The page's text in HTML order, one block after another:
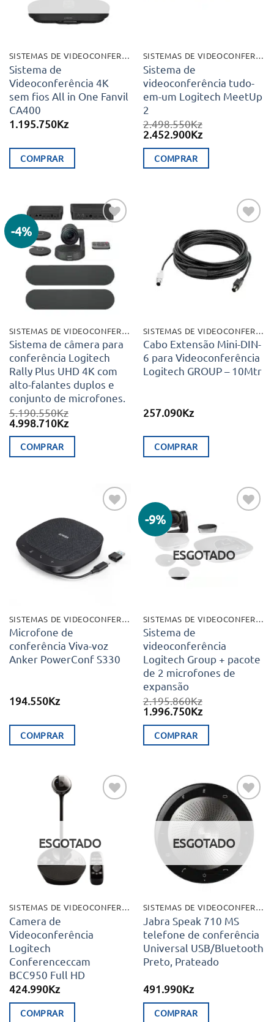
SISTEMAS DE VIDEOCONFERÊNCIA
Sistema de
Videoconferência 4K
sem fios All in One Fanvil
CA400
1.195.750Kz
COMPRAR
SISTEMAS DE VIDEOCONFERÊNCIA
Sistema de
videoconferência tudo-
em-um Logitech MeetUp
2
2.498.550Kz
O
original
era:
2.452.900KzO
é:
COMPRAR
-4%
Adicionar
aos meus
SISTEMAS DE VIDEOCONFERÊNCIA
Sistema de câmera para
conferência Logitech
Rally Plus UHD 4K com
alto-falantes duplos e
conjunto de microfones.
5.190.550Kz
O
original
era:
4.998.710KzO
é:
COMPRAR
Adicionar
aos meus
desejos
SISTEMAS DE VIDEOCONFERÊNCIA
Cabo Extensão Mini-DIN-
6 para Videoconferência
Logitech GROUP – 10Mtr
257.090Kz
COMPRAR
Adicionar
aos meus
desejos
SISTEMAS DE VIDEOCONFERÊNCIA
Microfone de
conferência Viva-voz
Anker PowerConf S330
194.550Kz
COMPRAR
-9%
aos meus
desejos
ESGOTADO
SISTEMAS DE VIDEOCONFERÊNCIA
Sistema de
videoconferência
Logitech Group + pacote
de 2 microfones de
expansão
2.195.860Kz
O
original
era:
1.996.750KzO
é:
COMPRAR
ESGOTADO
SISTEMAS DE VIDEOCONFERÊNCIA
Camera de
Videoconferência
Logitech
Conferenceccam
BCC950 Full HD
424.990Kz
COMPRAR
Adicionar
aos meus
ESGOTADO
SISTEMAS DE VIDEOCONFERÊNCIA
Jabra Speak 710 MS
telefone de conferência
Universal USB/Bluetooth
Preto, Prateado
491.990Kz
COMPRAR